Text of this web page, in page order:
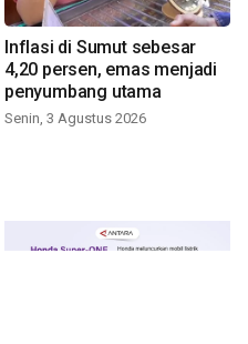
Inflasi di Sumut sebesar
4,20 persen, emas menjadi
penyumbang utama
Senin, 3 Agustus 2026